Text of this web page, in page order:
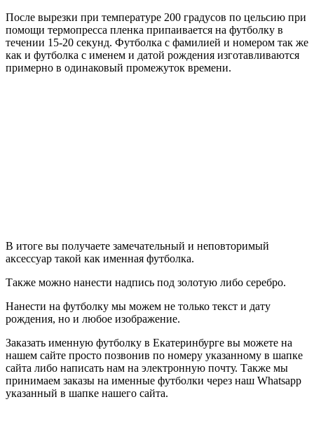
После вырезки при температуре 200 градусов по цельсию при
помощи термопресса пленка припаивается на футболку в
течении 15-20 секунд. Футболка с фамилией и номером так же
как и футболка с именем и датой рождения изготавливаются
примерно в одинаковый промежуток времени.
В итоге вы получаете замечательный и неповторимый
аксессуар такой как именная футболка.
Также можно нанести надпись под золотую либо серебро.
Нанести на футболку мы можем не только текст и дату
рождения, но и любое изображение.
Заказать именную футболку в Екатеринбурге вы можете на
нашем сайте просто позвонив по номеру указанному в шапке
сайта либо написать нам на электронную почту. Также мы
принимаем заказы на именные футболки через наш Whatsapp
указанный в шапке нашего сайта.